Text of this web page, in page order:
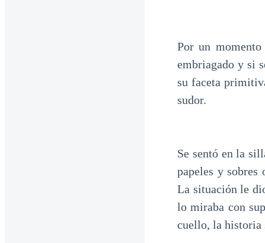
Por un
embriagado y si
su faceta
sudor.
Se sentó en la
papeles y sobres
La situación le
lo miraba con
cuello, la historia